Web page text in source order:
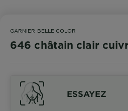
GARNIER BELLE COLOR
646 châtain clair
ESSAYEZ